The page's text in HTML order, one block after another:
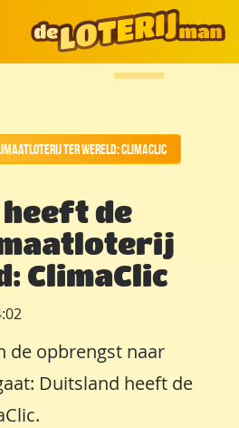
ter wereld: ClimaClic
de
ClimaClic
de opbrengst naar
Duitsland heeft de